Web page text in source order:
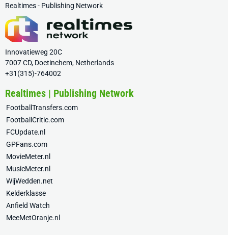
Realtimes - Publishing Network
Innovatieweg 20C
7007 CD, Doetinchem, Netherlands
+31(315)-764002
Realtimes | Publishing Network
FootballTransfers.com
FootballCritic.com
FCUpdate.nl
GPFans.com
MovieMeter.nl
MusicMeter.nl
WijWedden.net
Kelderklasse
Anfield Watch
MeeMetOranje.nl